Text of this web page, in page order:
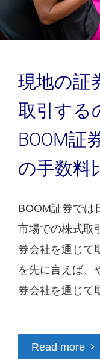
現地の証
取引する
BOOM証
の手数料
BOOM証券では
市場での株式取
券会社を通じて
を先に言えば、
券会社を通じて
Read more